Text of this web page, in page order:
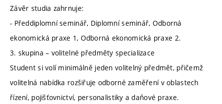
Závěr studia zahrnuje:
- Předdiplomní seminář, Diplomní seminář, Odborná
ekonomická praxe 1, Odborná ekonomická praxe 2.
3. skupina – volitelné předměty specializace
Student si volí minimálně jeden volitelný předmět, přičemž
volitelná nabídka rozšiřuje odborné zaměření v oblastech
řízení, pojišťovnictví, personalistiky a daňové praxe.